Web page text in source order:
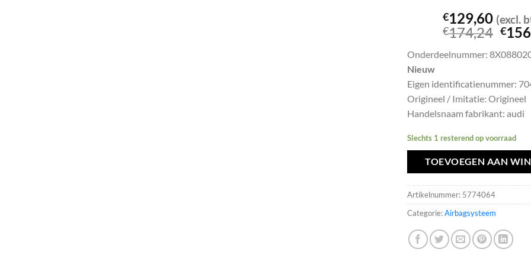
€129,60 (excl.
€174,24
was:
€
Onderdeelnummer:
Nieuw
Eigen identificatienummer:
Origineel / Imitatie: Origineel
Handelsnaam fabrikant: audi
Slechts 1 resterend op voorraad
TOEVOEGEN AAN
Artikelnummer: 5774064
Categorie:Airbagsysteem